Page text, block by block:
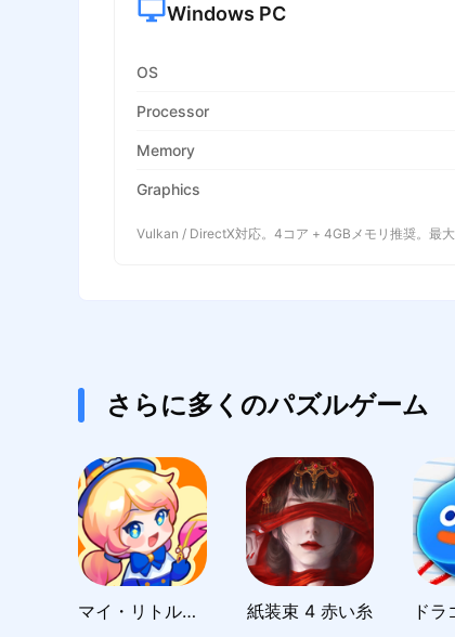
Windows PC
OS
Processor
Memory
Graphics
Vulkan / DirectX対応。4コア + 4GBメモリ推奨。最大
さらに多くのパズルゲーム
マイ・リトル・ホテル 紙装束 4 赤い糸